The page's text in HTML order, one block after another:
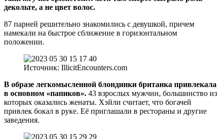
декольте, а не цвет волос.
87 парней решительно знакомились с девушкой, причем
намекали на быстрое сближение в горизонтальном
положении.
Источник: IllicitEncounters.com
В образе легкомысленной блондинки британка привлекала
в основном «папиков». 43 взрослых мужчин, большинство из
которых оказались женаты. Хэйли считает, что богачей
привлек бокал в руке. Её приглашали в рестораны и другие
заведения.